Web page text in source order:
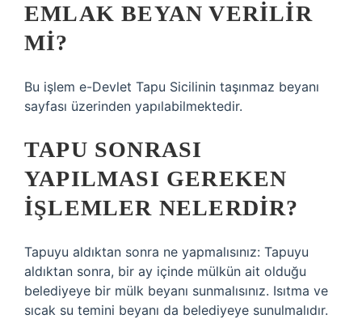
EMLAK BEYAN VERILIR
MI?
Bu işlem e-Devlet Tapu Sicilinin taşınmaz beyanı
sayfası üzerinden yapılabilmektedir.
TAPU SONRASI
YAPILMASI GEREKEN
IŞLEMLER NELERDIR?
Tapuyu aldıktan sonra ne yapmalısınız: Tapuyu
aldıktan sonra, bir ay içinde mülkün ait olduğu
belediyeye bir mülk beyanı sunmalısınız. Isıtma ve
sıcak su temini beyanı da belediyeye sunulmalıdır.